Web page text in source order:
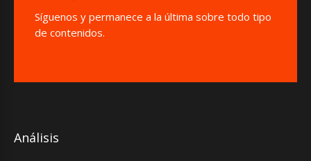
Síguenos y permanece a la última sobre todo tipo
de contenidos.
Análisis